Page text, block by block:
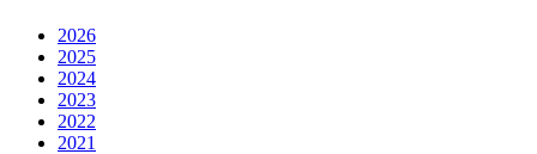
2026
2025
2024
2023
2022
2021